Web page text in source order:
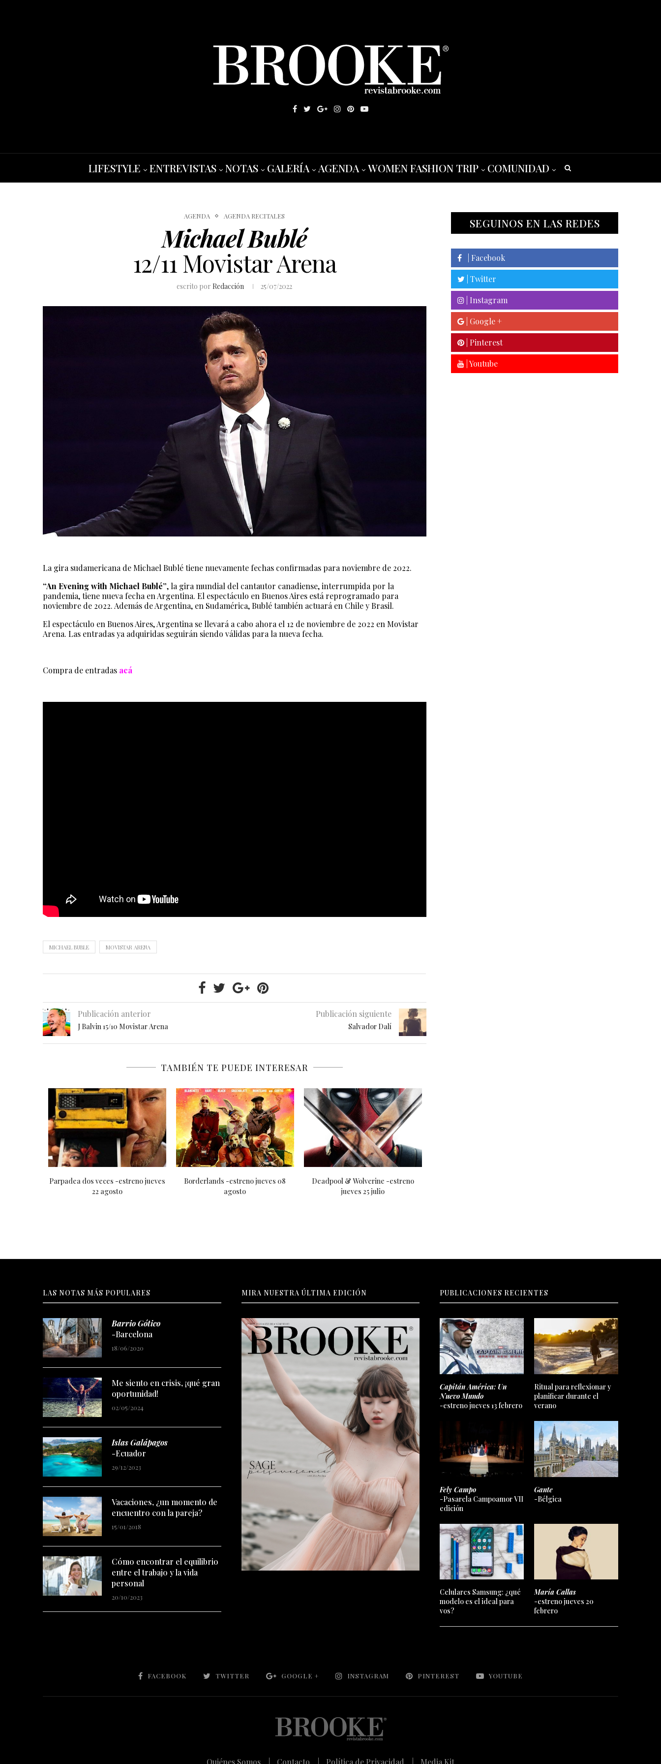
LIFESTYLE ENTREVISTAS NOTAS GALERÍA AGENDA WOMEN FASHION TRIP COMUNIDAD
AGENDA AGENDA RECITALES
Michael Bublé
12/11 Movistar Arena
escrito porRedacción 25/07/2022
La gira sudamericana de Michael Bublé tiene nuevamente fechas confirmadas para noviembre de 2022.
“An Evening with Michael Bublé”, la gira mundial del cantautor canadiense, interrumpida por la
pandemia, tiene nueva fecha en Argentina. El espectáculo en Buenos Aires está reprogramado para
noviembre de 2022. Además de Argentina, en Sudamérica, Bublé también actuará en Chile y Brasil.
El espectáculo en Buenos Aires, Argentina se llevará a cabo ahora el 12 de noviembre de 2022 en Movistar
Arena. Las entradas ya adquiridas seguirán siendo válidas para la nueva fecha.
Compra de entradas acá
MICHAEL BUBLE MOVISTAR ARENA
Publicación anterior
J Balvin 15/10 Movistar Arena
Publicación siguiente
Salvador Dalí
TAMBIÉN TE PUEDE INTERESAR
Parpadea dos veces -estreno jueves
22 agosto
Borderlands -estreno jueves 08
agosto
Deadpool & Wolverine -estreno
jueves 25 julio
SEGUINOS EN LAS REDES
| Facebook
| Twitter
| Instagram
| Google +
| Pinterest
| Youtube
LAS NOTAS MÁS POPULARES
Barrio Gótico
-Barcelona
18/06/2020
Me siento en crisis, ¡qué gran
oportunidad!
02/05/2024
Islas Galápagos
-Ecuador
29/12/2023
Vacaciones, ¿un momento de
encuentro con la pareja?
15/01/2018
Cómo encontrar el equilibrio
entre el trabajo y la vida
personal
20/10/2023
MIRA NUESTRA ÚLTIMA EDICIÓN PUBLICACIONES RECIENTES
Capitán América: Un
Nuevo Mundo
-estreno jueves 13 febrero
Ritual para reflexionar y
planificar durante el
verano
Fely Campo
-Pasarela Campoamor VII
edición
Gante
-Bélgica
Celulares Samsung: ¿qué
modelo es el ideal para
vos?
María Callas
-estreno jueves 20
febrero
FACEBOOK TWITTER GOOGLE + INSTAGRAM PINTEREST YOUTUBE
Quiénes Somos | Contacto | Política de Privacidad | Media Kit